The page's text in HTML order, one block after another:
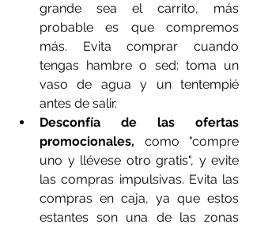
grande sea el carrito, más
probable es que compremos
más. Evita comprar cuando
tengas hambre o sed: toma un
vaso de agua y un tentempié
antes de salir.
Desconfía de las ofertas
promocionales, como "compre
uno y llévese otro gratis", y evite
las compras impulsivas. Evita las
compras en caja, ya que estos
estantes son una de las zonas